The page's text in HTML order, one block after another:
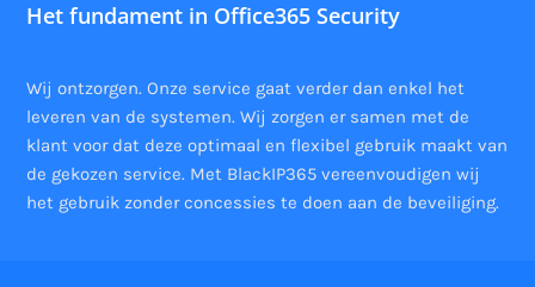
Het fundament in Office365 Security
Wij ontzorgen. Onze service gaat verder dan enkel het
leveren van de systemen. Wij zorgen er samen met de
klant voor dat deze optimaal en flexibel gebruik maakt van
de gekozen service. Met BlackIP365 vereenvoudigen wij
het gebruik zonder concessies te doen aan de beveiliging.